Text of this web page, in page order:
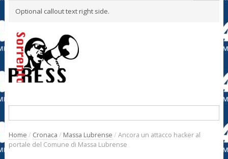
Optional callout text right side.
Home / Cronaca / Massa Lubrense / Ancora un attacco hacker al
portale del Comune di Massa Lubrense